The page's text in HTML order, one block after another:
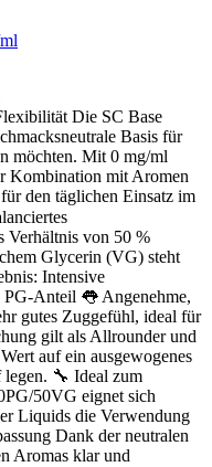
Die SC Base
Basis für
möchten. Mit 0 mg/ml
Kombination mit Aromen
den täglichen Einsatz im
Verhältnis von 50 %
Glycerin (VG) steht
Intensive
PG-Anteil 👅 Angenehme,
gutes Zuggefühl, ideal für
gilt als Allrounder und
auf ein ausgewogenes
🔧 Ideal zum
50VG eignet sich
Liquids die Verwendung
Dank der neutralen
Aromas klar und